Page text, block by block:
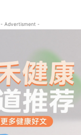
- Advertisment -